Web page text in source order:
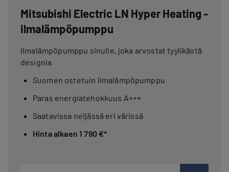
Mitsubishi Electric LN Hyper Heating -
ilmalämpöpumppu
Ilmalämpöpumppu sinulle, joka arvostat tyylikästä
designia
Suomen ostetuin ilmalämpöpumppu
Paras energiatehokkuus A+++
Saatavissa neljässä eri värissä
Hinta alkaen 1 790 €*